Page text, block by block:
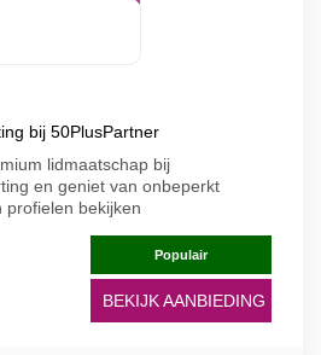
bij 50PlusPartner
lidmaatschap bij
en geniet van onbeperkt
profielen bekijken
Populair
BEKIJK AANBIEDING